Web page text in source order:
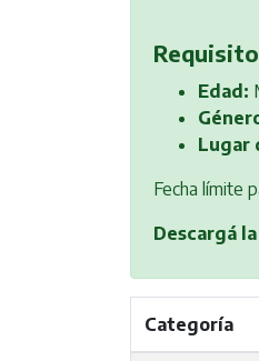
Edad:
Lugar
Fecha límite
Descargá
Categoría